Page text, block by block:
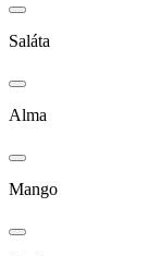
Saláta
Alma
Mango